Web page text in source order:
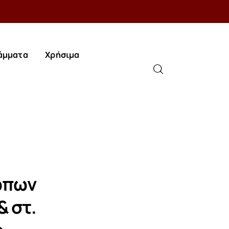
Χρήσιμα
στ.